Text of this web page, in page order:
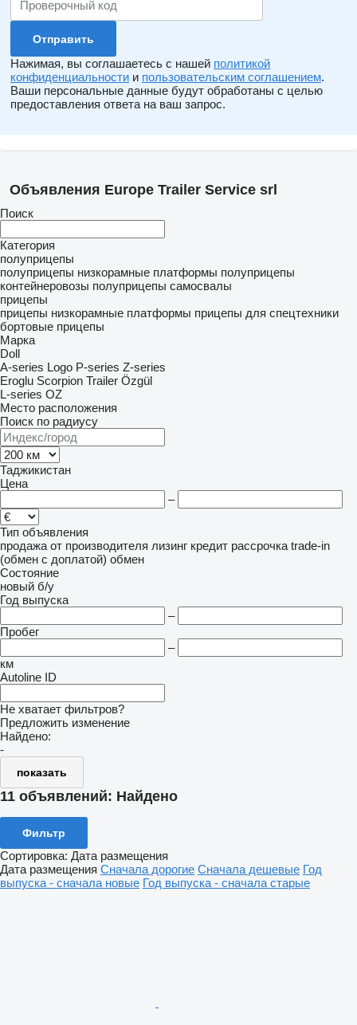
Нажимая, вы соглашаетесь с нашей политикой
конфиденциальности и пользовательским соглашением.
Ваши персональные данные будут обработаны с целью
предоставления ответа на ваш запрос.
Объявления Europe Trailer Service srl
Поиск
Категория
полуприцепы
полуприцепы низкорамные платформы полуприцепы
контейнеровозы полуприцепы самосвалы
прицепы
прицепы низкорамные платформы прицепы для спецтехники
бортовые прицепы
Марка
Doll
A-series Logo P-series Z-series
Eroglu Scorpion Trailer Özgül
L-series OZ
Место расположения
Поиск по радиусу
Таджикистан
Цена
–
Тип объявления
продажа от производителя лизинг кредит рассрочка trade-in
(обмен с доплатой) обмен
Состояние
новый б/у
Год выпуска
–
Пробег
–
км
Autoline ID
Не хватает фильтров?
Предложить изменение
Найдено:
-
показать
11 объявлений: Найдено
Фильтр
Сортировка: Дата размещения
Дата размещения Сначала дорогие Сначала дешевые Год
выпуска - сначала новые Год выпуска - сначала старые